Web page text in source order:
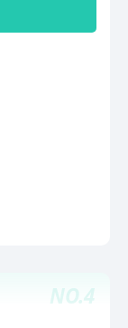
玩! 《游戏介
在电脑一样 普
43等级 支持
NO.4